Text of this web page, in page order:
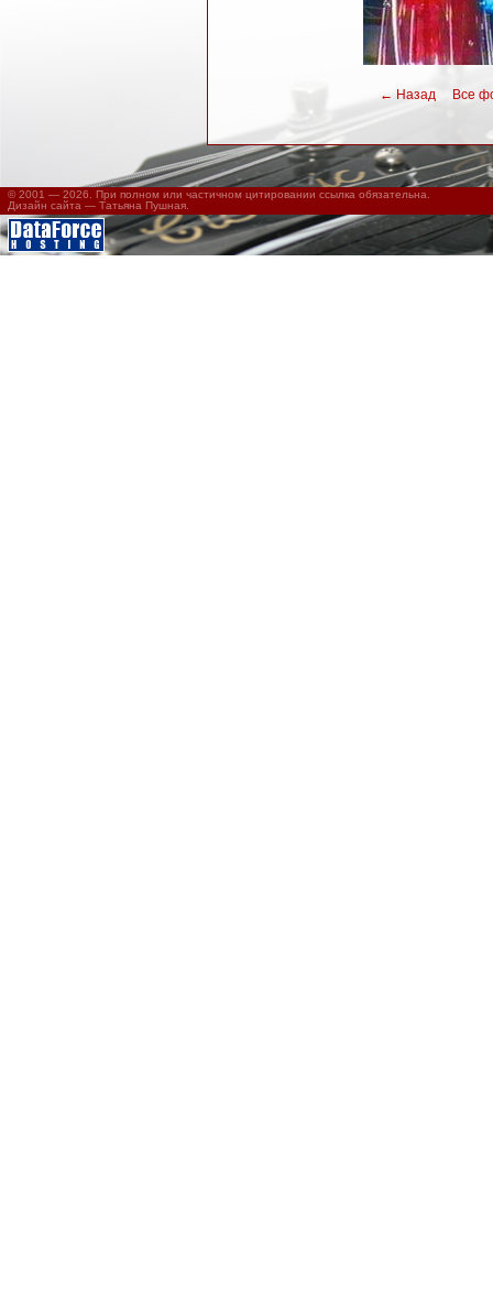
← Назад Все
© 2001 — 2026. При полном или частичном цитировании ссылка обязательна.
Дизайн сайта — Татьяна Пушная